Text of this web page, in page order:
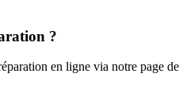
?
en ligne via notre page